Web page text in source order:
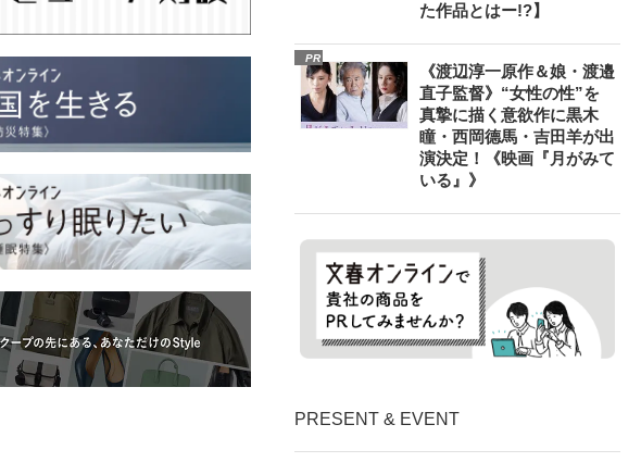
た作品とはー!?】
PR
《渡辺淳一原作＆娘・渡邉
直子監督》“女性の性”を
真摯に描く意欲作に黒木
瞳・西岡德馬・吉田羊が出
演決定！《映画『月がみて
いる』》
PRESENT & EVENT